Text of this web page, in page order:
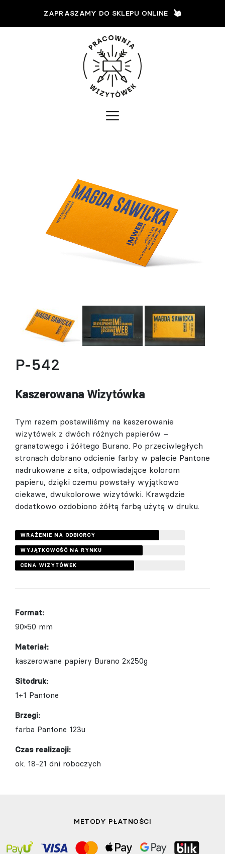
ZAPRASZAMY DO SKLEPU ONLINE
P-542
Kaszerowana Wizytówka
Tym razem postawiliśmy na kaszerowanie
wizytówek z dwóch różnych papierów –
granatowego i żółtego Burano. Po przeciwległych
stronach dobrano odcienie farby w palecie Pantone
nadrukowane z sita, odpowiadające kolorom
papieru, dzięki czemu powstały wyjątkowo
ciekawe, dwukolorowe wizytówki. Krawędzie
dodatkowo ozdobiono żółtą farbą użytą w druku.
WRAŻENIE NA ODBIORCY
WYJĄTKOWOŚĆ NA RYNKU
CENA WIZYTÓWEK
Format:
90×50 mm
Materiał:
kaszerowane papiery Burano 2x250g
Sitodruk:
1+1 Pantone
Brzegi:
farba Pantone 123u
Czas realizacji:
ok. 18-21 dni roboczych
METODY PŁATNOŚCI